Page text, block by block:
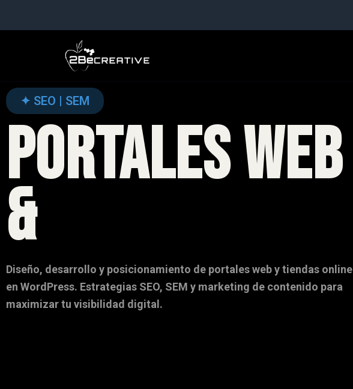
✦ SEO | SEM
PORTALES WEB
&eCOMMERCE
Diseño, desarrollo y posicionamiento de portales web y tiendas online
en WordPress. Estrategias SEO, SEM y marketing de contenido para
maximizar tu visibilidad digital.